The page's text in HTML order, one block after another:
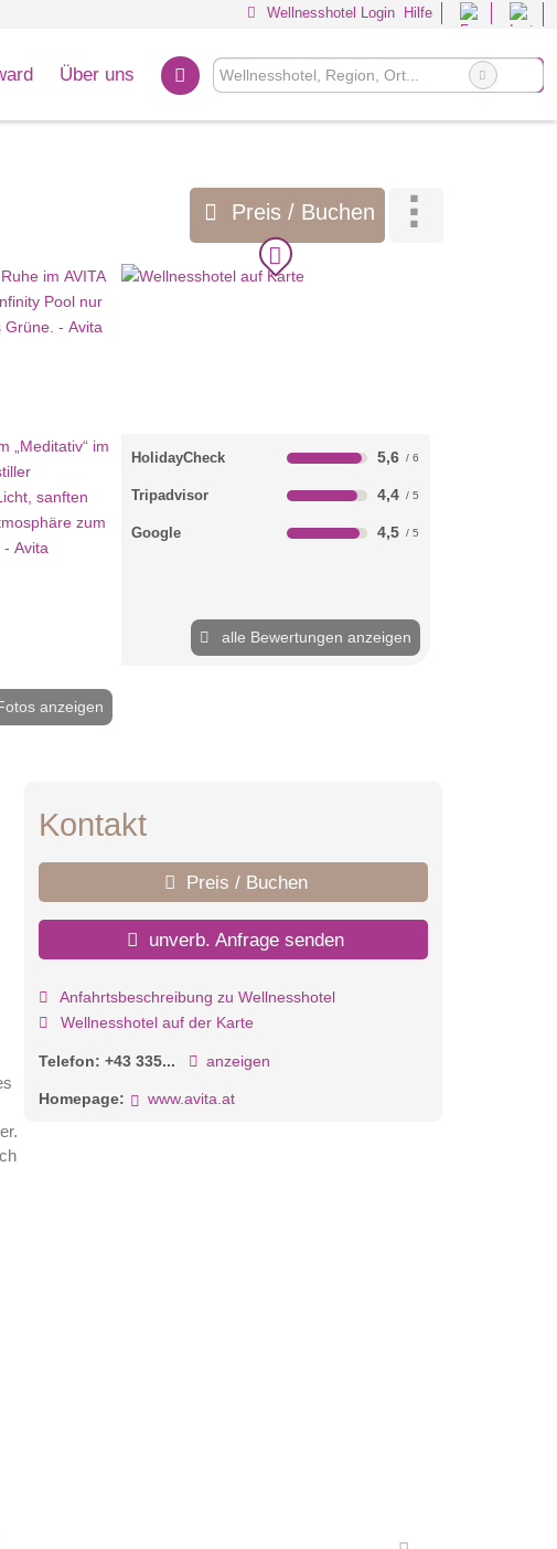
Wellnesshotel Login Hilfe
Über uns
Preis / Buchen
anzeigen
HolidayCheck 5,6
Tripadvisor 4,4
Google 4,5
alle Bewertungen anzeigen
Kontakt
Preis / Buchen
unverb. Anfrage senden
Anfahrtsbeschreibung zu Wellnesshotel
Wellnesshotel auf der Karte
Telefon:+43 335... anzeigen
Homepage: www.avita.at